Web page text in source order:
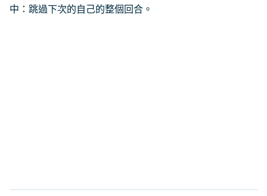
中：跳過下次的自己的整個回合。